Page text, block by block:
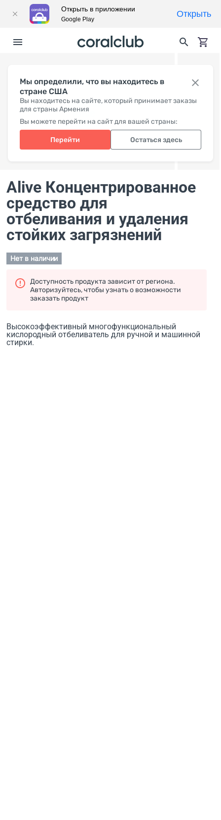
Мы определили, что вы находитесь в
стране США
Вы находитесь на сайте, который принимает заказы
для страны Армения
Вы можете перейти на сайт для вашей страны:
Перейти Остаться здесь
Alive Концентрированное
средство для
отбеливания и удаления
стойких загрязнений
Нет в наличии
Высокоэффективный многофункциональный
кислородный отбеливатель для ручной и машинной
стирки.
Доступность продукта зависит от региона.
Авторизуйтесь, чтобы узнать о возможности
заказать продукт
Открыть в приложении
Google Play
Открыть